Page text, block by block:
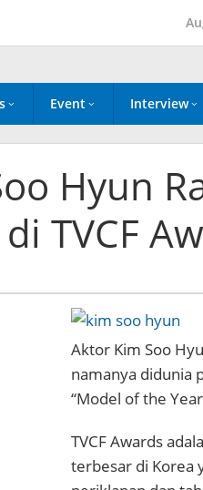
Event Interview
Hyun
TVCF
Aktor Kim Soo
namanya didunia
“Model of the
TVCF Awards
terbesar di Korea